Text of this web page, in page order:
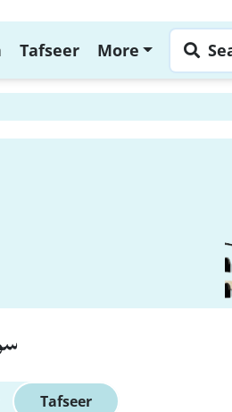
Tafseer More
Tafseer